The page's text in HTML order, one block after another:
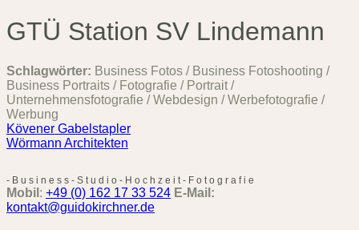
GTÜ Station SV Lindemann
Schlagwörter: Business Fotos / Business Fotoshooting /
Business Portraits / Fotografie / Portrait /
Unternehmensfotografie / Webdesign / Werbefotografie /
Werbung
Kövener Gabelstapler
Wörmann Architekten
- B u s i n e s s - S t u d i o - H o c h z e i t - F o t o g r a f i e
Mobil : +49 (0) 162 17 33 524 E-Mail:
kontakt@guidokirchner.de